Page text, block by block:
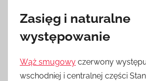
Zasięg i naturalne
występowanie
Wąż smugowy czerwony
wschodniej i centralnej części